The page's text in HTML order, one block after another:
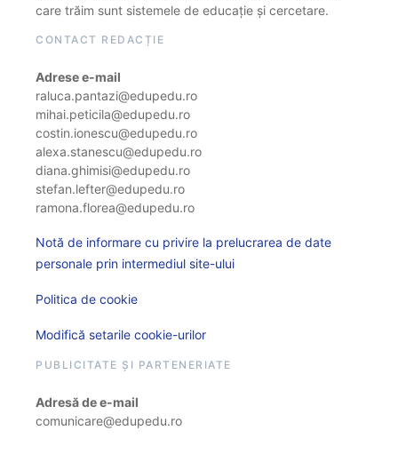
care trăim sunt sistemele de educație și cercetare.
CONTACT REDACȚIE
Adrese e-mail
raluca.pantazi@edupedu.ro
mihai.peticila@edupedu.ro
costin.ionescu@edupedu.ro
alexa.stanescu@edupedu.ro
diana.ghimisi@edupedu.ro
stefan.lefter@edupedu.ro
ramona.florea@edupedu.ro
Notă de informare cu privire la prelucrarea de date
personale prin intermediul site-ului
Politica de cookie
Modifică setarile cookie-urilor
PUBLICITATE ȘI PARTENERIATE
Adresă de e-mail
comunicare@edupedu.ro